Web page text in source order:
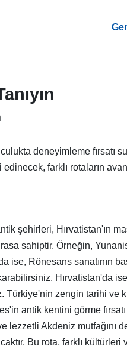
deneyimleme fırsatı
farklı rotaların
şehirleri, Hırvatistan'ın
sahiptir. Örneğin,
Rönesans sanatının
Hırvatistan'da
Türkiye'nin zengin tarihi ve
antik kentini görme
lezzetli Akdeniz mutfağını
Bu rota, farklı